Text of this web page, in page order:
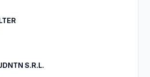
S.R.L.